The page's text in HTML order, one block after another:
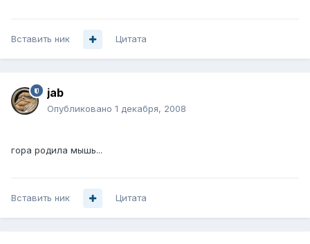
Вставить ник Цитата
jab
Опубликовано 1 декабря, 2008
гора родила мышь...
Вставить ник Цитата